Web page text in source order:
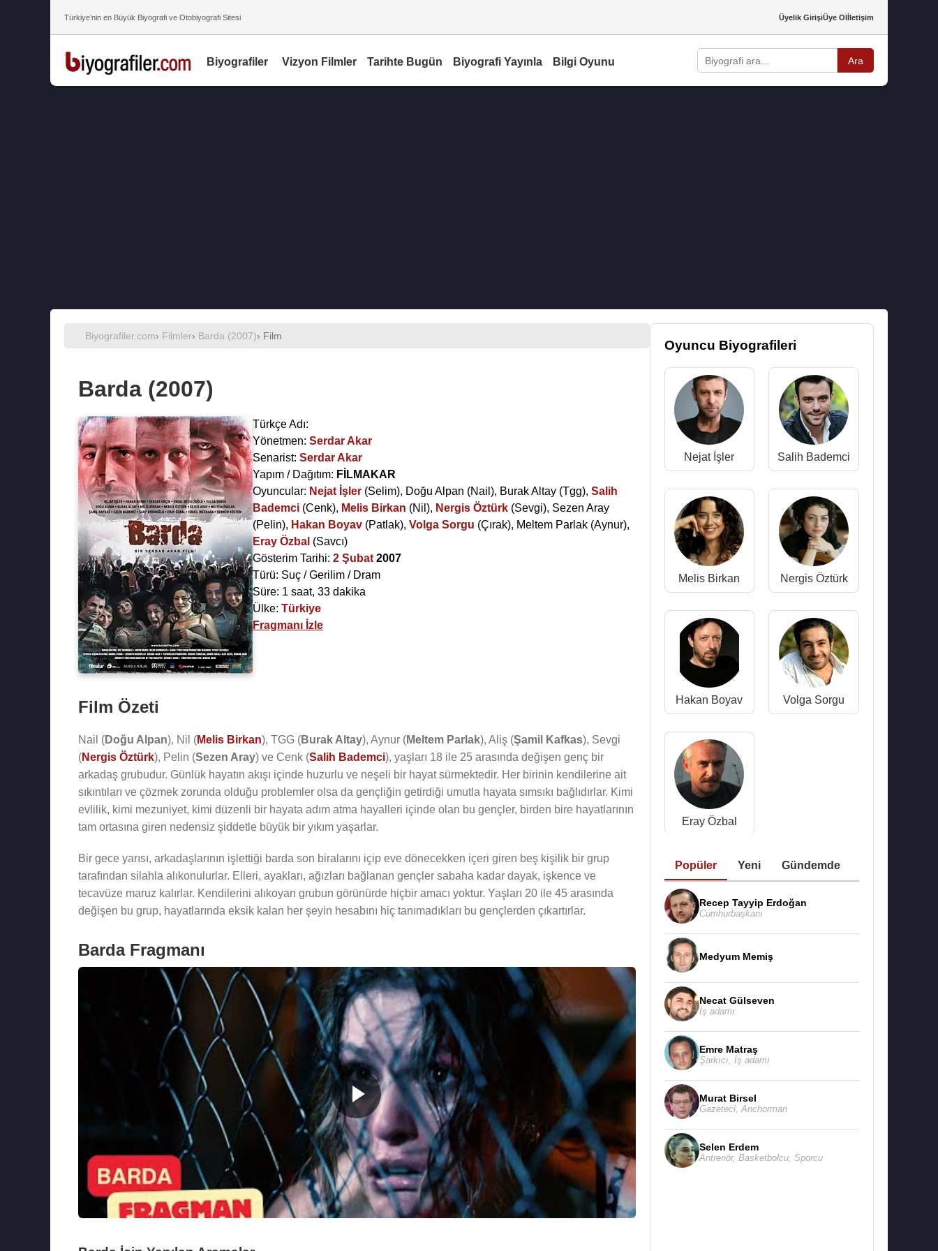
Türkiye’nin en Büyük Biyografi ve Otobiyografi Sitesi Üyelik GirişiÜye Olİletişim
Biyografiler Vizyon Filmler Tarihte Bugün Biyografi Yayınla Bilgi Oyunu Ara
Biyografiler.com› Filmler› Barda (2007)› Film
Barda (2007)
Türkçe Adı:
Yönetmen: Serdar Akar
Senarist: Serdar Akar
Yapım / Dağıtım: FİLMAKAR
Oyuncular: Nejat İşler (Selim), Doğu Alpan (Nail), Burak Altay (Tgg), Salih
Bademci (Cenk), Melis Birkan (Nil), Nergis Öztürk (Sevgi), Sezen Aray
(Pelin), Hakan Boyav (Patlak), Volga Sorgu (Çırak), Meltem Parlak (Aynur),
Eray Özbal (Savcı)
Gösterim Tarihi: 2 Şubat 2007
Türü: Suç / Gerilim / Dram
Süre: 1 saat, 33 dakika
Ülke: Türkiye
Fragmanı İzle
Film Özeti
Nail (Doğu Alpan), Nil (Melis Birkan), TGG (Burak Altay), Aynur (Meltem Parlak), Aliş (Şamil Kafkas), Sevgi
(Nergis Öztürk), Pelin (Sezen Aray) ve Cenk (Salih Bademci), yaşları 18 ile 25 arasında değişen genç bir
arkadaş grubudur. Günlük hayatın akışı içinde huzurlu ve neşeli bir hayat sürmektedir. Her birinin kendilerine ait
sıkıntıları ve çözmek zorunda olduğu problemler olsa da gençliğin getirdiği umutla hayata sımsıkı bağlıdırlar. Kimi
evlilik, kimi mezuniyet, kimi düzenli bir hayata adım atma hayalleri içinde olan bu gençler, birden bire hayatlarının
tam ortasına giren nedensiz şiddetle büyük bir yıkım yaşarlar.
Bir gece yarısı, arkadaşlarının işlettiği barda son biralarını içip eve dönecekken içeri giren beş kişilik bir grup
tarafından silahla alıkonulurlar. Elleri, ayakları, ağızları bağlanan gençler sabaha kadar dayak, işkence ve
tecavüze maruz kalırlar. Kendilerini alıkoyan grubun görünürde hiçbir amacı yoktur. Yaşları 20 ile 45 arasında
değişen bu grup, hayatlarında eksik kalan her şeyin hesabını hiç tanımadıkları bu gençlerden çıkartırlar.
Barda Fragmanı
Oyuncu Biyografileri
Nejat İşler Salih Bademci
Melis Birkan Nergis Öztürk
Hakan Boyav Volga Sorgu
Eray Özbal
Popüler Yeni Gündemde
Recep Tayyip Erdoğan
Cumhurbaşkanı
Medyum Memiş
Necat Gülseven
İş adamı
Emre Matraş
Şarkıcı İş adamı
Murat Birsel
Gazeteci, Anchorman
Selen Erdem
Antrenör, Basketbolcu, Sporcu